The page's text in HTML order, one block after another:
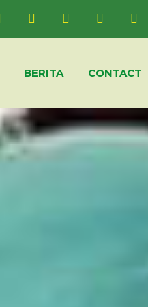
BERITA CONTACT